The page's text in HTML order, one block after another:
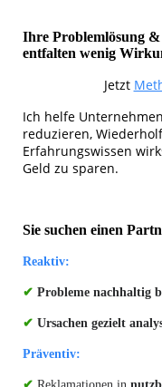
Ihre Problemlösung
entfalten wenig
Jetzt
Ich helfe
reduzieren,
Erfahrungswissen
Geld zu sparen.
Sie suchen einen
Reaktiv:
✔ Probleme nachhaltig
✔ Ursachen gezielt
Präventiv: